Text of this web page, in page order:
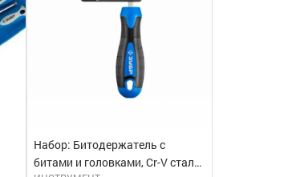
Набор: Битодержатель с
битами и головками, Cr-V сталь,